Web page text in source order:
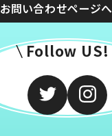
お問い合わせページへ
Follow US!